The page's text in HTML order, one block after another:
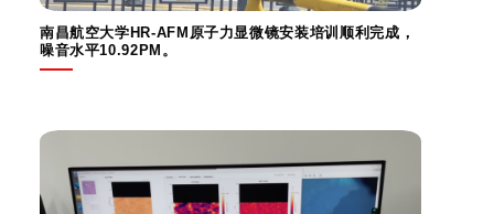
南昌航空大学HR-AFM原子力显微镜安装培训顺利完成，
噪音水平10.92PM。